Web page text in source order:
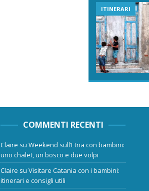
ITINERARI
COMMENTI RECENTI
Claire suWeekend sull’Etna con bambini:
uno chalet, un bosco e due volpi
Claire suVisitare Catania con i bambini:
itinerari e consigli utili